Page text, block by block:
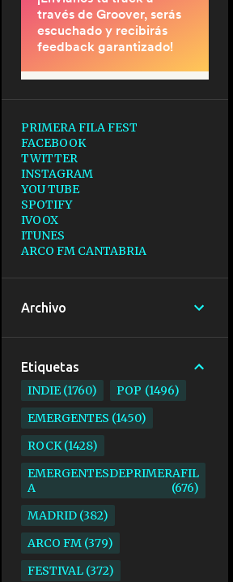
PRIMERA FILA FEST
FACEBOOK
TWITTER
INSTAGRAM
YOU TUBE
SPOTIFY
IVOOX
ITUNES
ARCO FM CANTABRIA
Archivo
Etiquetas
INDIE 1760 POP 1496
EMERGENTES 1450
ROCK 1428
EMERGENTESDEPRIMERAFIL
A
676
MADRID 382
ARCO FM 379
FESTIVAL 372